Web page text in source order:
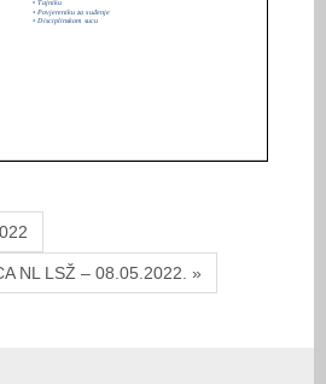
NL LSŽ – 08.05.2022. »